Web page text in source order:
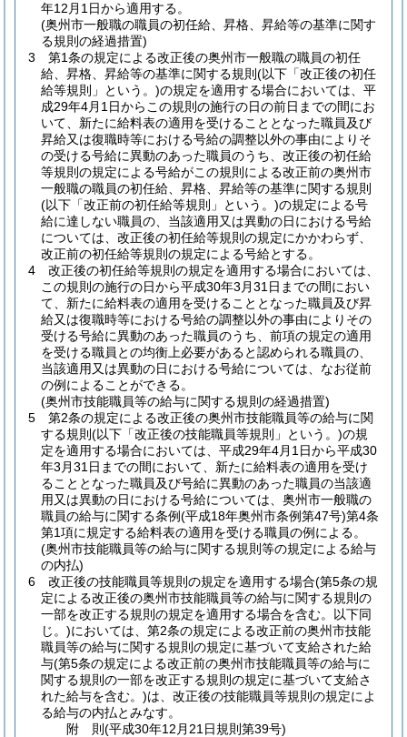
年12月1日から適用する。
(奥州市一般職の職員の初任給、昇格、昇給等の基準に関す
る規則の経過措置)
3
第1条の規定による改正後の奥州市一般職の職員の初任
給、昇格、昇給等の基準に関する規則 (以下「改正後の初任
給等規則」という。)の規定を適用する場合においては、平
成29年4月1日からこの規則の施行の日の前日までの間にお
いて、新たに給料表の適用を受けることとなった職員及び
昇給又は復職時等における号給の調整以外の事由によりそ
の受ける号給に異動のあった職員のうち、改正後の初任給
等規則の規定による号給がこの規則による改正前の奥州市
一般職の職員の初任給、昇格、昇給等の基準に関する規則
(以下「改正前の初任給等規則」という。)の規定による号
給に達しない職員の、当該適用又は異動の日における号給
については、改正後の初任給等規則の規定にかかわらず、
改正前の初任給等規則の規定による号給とする。
4
改正後の初任給等規則の規定を適用する場合においては、
この規則の施行の日から平成30年3月31日までの間におい
て、新たに給料表の適用を受けることとなった職員及び昇
給又は復職時等における号給の調整以外の事由によりその
受ける号給に異動のあった職員のうち、前項の規定の適用
を受ける職員との均衡上必要があると認められる職員の、
当該適用又は異動の日における号給については、なお従前
の例によることができる。
(奥州市技能職員等の給与に関する規則の経過措置)
5
第2条の規定による改正後の奥州市技能職員等の給与に関
する規則 (以下「改正後の技能職員等規則」という。)の規
定を適用する場合においては、平成29年4月1日から平成30
年3月31日までの間において、新たに給料表の適用を受け
ることとなった職員及び号給に異動のあった職員の当該適
用又は異動の日における号給については、奥州市一般職の
職員の給与に関する条例(平成18年奥州市条例第47号)第4条
第1項に規定する給料表の適用を受ける職員の例による。
(奥州市技能職員等の給与に関する規則等の規定による給与
の内払)
6
改正後の技能職員等規則の規定を適用する場合(第5条の規
定による改正後の奥州市技能職員等の給与に関する規則の
一部を改正する規則の規定を適用する場合を含む。以下同
じ。)においては、第2条の規定による改正前の奥州市技能
職員等の給与に関する規則の規定に基づいて支給された給
与(第5条の規定による改正前の奥州市技能職員等の給与に
関する規則の一部を改正する規則の規定に基づいて支給さ
れた給与を含む。)は、改正後の技能職員等規則の規定によ
る給与の内払とみなす。
附 則(平成30年12月21日規則第39号)